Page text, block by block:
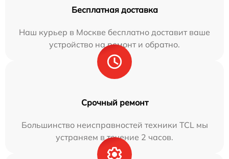
Бесплатная доставка
Наш курьер в Москве бесплатно доставит ваше
устройство на ремонт и обратно.
Срочный ремонт
Большинство неисправностей техники TCL мы
устраняем в течение 2 часов.